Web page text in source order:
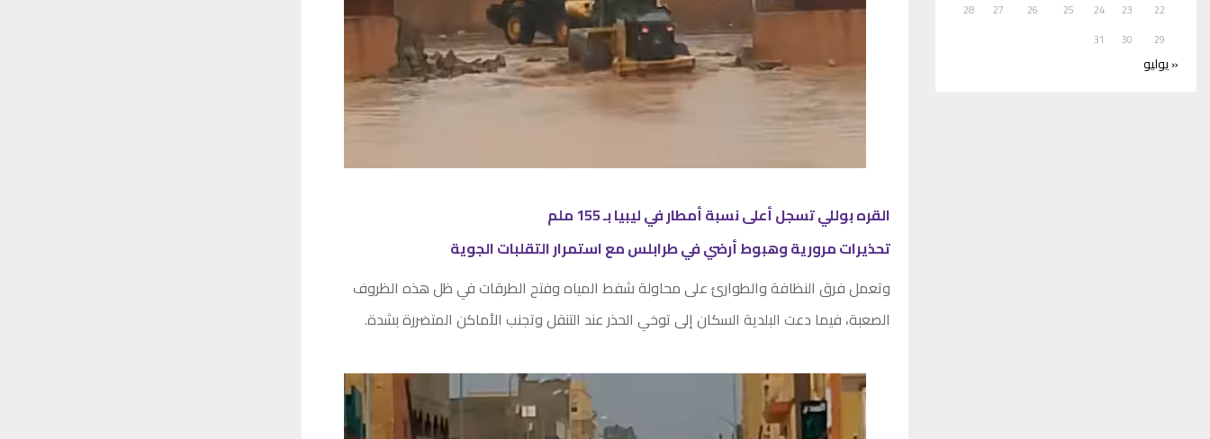
القره بوللي تسجل أعلى نسبة أمطار في ليبيا بـ 155 ملم
تحذيرات مرورية وهبوط أرضي في طرابلس مع استمرار التقلبات الجوية
وتعمل فرق النظافة والطوارئ على محاولة شفط المياه وفتح الطرقات في ظل هذه الظروف
الصعبة، فيما دعت البلدية السكان إلى توخي الحذر عند التنقل وتجنب الأماكن المتضررة بشدة.
22
23
24
25
26
27
28
29
30
31
« يوليو